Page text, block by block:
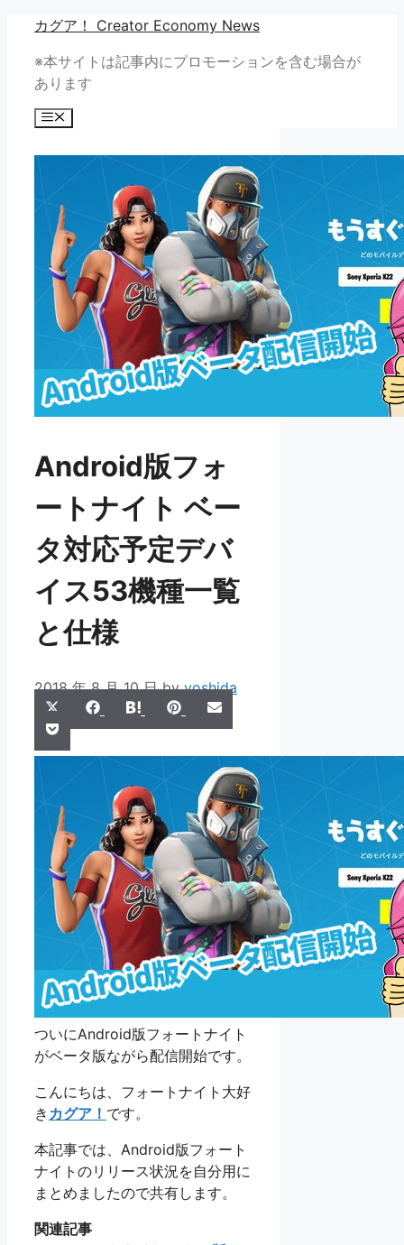
カグア！ Creator Economy News
※本サイトは記事内にプロモーションを含む場合が
あります
メ
Android版フォ
ートナイト ベー
タ対応予定デバ
イス53機種一覧
と仕様
2018 年 8 月 10 日 byyoshida
Share
on
(Twitter)
Share
on
Facebook
Share
on
Hatena Share
on
PinterestShare
on
Share
on
Pocket
ついにAndroid版フォートナイト
がベータ版ながら配信開始です。
こんにちは、フォートナイト大好
き カグア！ です。
本記事では、Android版フォート
ナイトのリリース状況を自分用に
まとめましたので共有します。
関連記事